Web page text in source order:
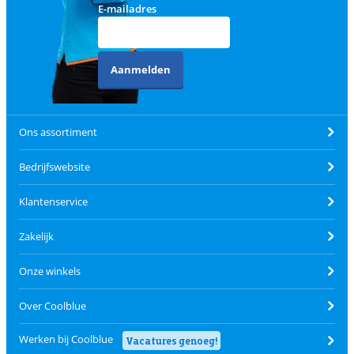
E-mailadres
Aanmelden
Ons assortiment
Bedrijfswebsite
Klantenservice
Zakelijk
Onze winkels
Over Coolblue
Werken bij Coolblue Vacatures genoeg!